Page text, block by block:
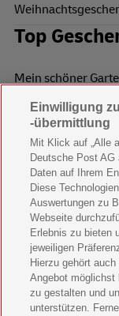
Top
Mein schöner
Wohnen & Garten
Mein schönes
Bild der Frau
11 Freunde
LEGO Ninjago
Brigitte
GEOlino
Einwilligung
-übermittlung
Mit Klick auf „Alle
Deutsche Post AG
Daten auf Ihrem
Diese
Auswertungen zu
Webseite
Erlebnis zu bieten
jeweiligen
Hierzu gehört
Angebot möglichst
zu gestalten und
unterstützen.